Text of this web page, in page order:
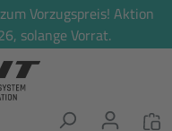
Vorzugspreis! Aktion
solange Vorrat.